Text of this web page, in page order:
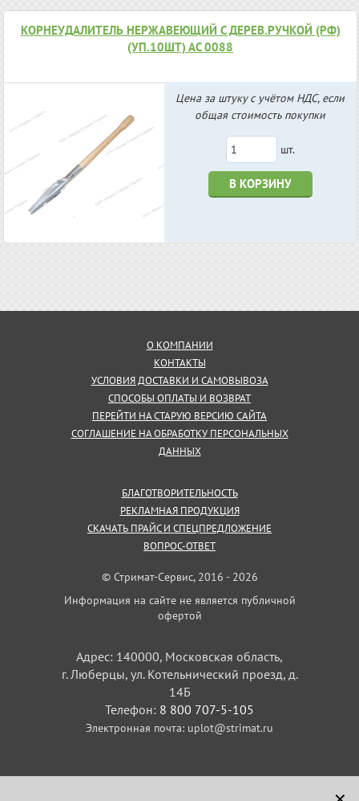
КОРНЕУДАЛИТЕЛЬ НЕРЖАВЕЮЩИЙ С ДЕРЕВ.РУЧКОЙ (РФ)
(УП.10ШТ) АС 0088
Цена за штуку с учётом НДС, если
общая стоимость покупки
шт.
В КОРЗИНУ
О КОМПАНИИ
КОНТАКТЫ
УСЛОВИЯ ДОСТАВКИ И САМОВЫВОЗА
СПОСОБЫ ОПЛАТЫ И ВОЗВРАТ
ПЕРЕЙТИ НА СТАРУЮ ВЕРСИЮ САЙТА
СОГЛАШЕНИЕ НА ОБРАБОТКУ ПЕРСОНАЛЬНЫХ
ДАННЫХ
БЛАГОТВОРИТЕЛЬНОСТЬ
РЕКЛАМНАЯ ПРОДУКЦИЯ
СКАЧАТЬ ПРАЙС И СПЕЦПРЕДЛОЖЕНИЕ
ВОПРОС-ОТВЕТ
© Стримат-Сервис, 2016 - 2026
Информация на сайте не является публичной
офертой
Адрес: 140000, Московская область,
г. Люберцы, ул. Котельнический проезд, д.
14Б
Телефон: 8 800 707-5-105
Электронная почта: uplot@strimat.ru